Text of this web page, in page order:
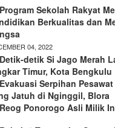
Sekolah Rakyat
Berkualitas dan
04, 2022
Detik-detik Si Jago Merah
Timur, Kota Bengkulu
Evakuasi Serpihan
Jatuh di Nginggil, Blora
Reog Ponorogo Asli Milik